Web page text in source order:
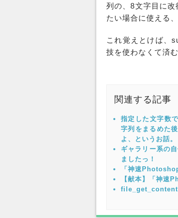
列の、8文字目に
たい場合に使える
これ覚えとけば、
技を使わなくて済
関連する記事
指定した文字数
字列をまるめた
よ、というお話。
ギャラリー系の
ましたっ！
「神速
【献本】「神速